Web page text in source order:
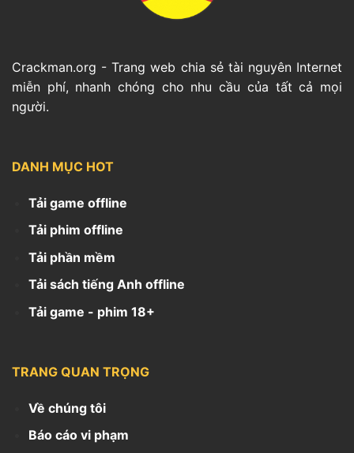
Crackman.org - Trang web chia sẻ tài nguyên Internet
miễn phí, nhanh chóng cho nhu cầu của tất cả mọi
người.
DANH MỤC HOT
Tải game offline
Tải phim offline
Tải phần mềm
Tải sách tiếng Anh offline
Tải game - phim 18+
TRANG QUAN TRỌNG
Về chúng tôi
Báo cáo vi phạm